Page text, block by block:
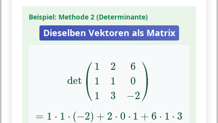
Beispiel: Methode 2 (Determinante)
Dieselben Vektoren als Matrix
det ⎛
⎜
⎝
1 2
6
1
1
0
1
3 −2
⎞
⎟
⎠
12 1 3− 2
= 1 ⋅ 1 ⋅ (−2) + 2 ⋅ 0 ⋅ 1 + 6 ⋅ 1 ⋅ 3
=1 1 −2 ) 2 0⋅ + ⋅ 1⋅3